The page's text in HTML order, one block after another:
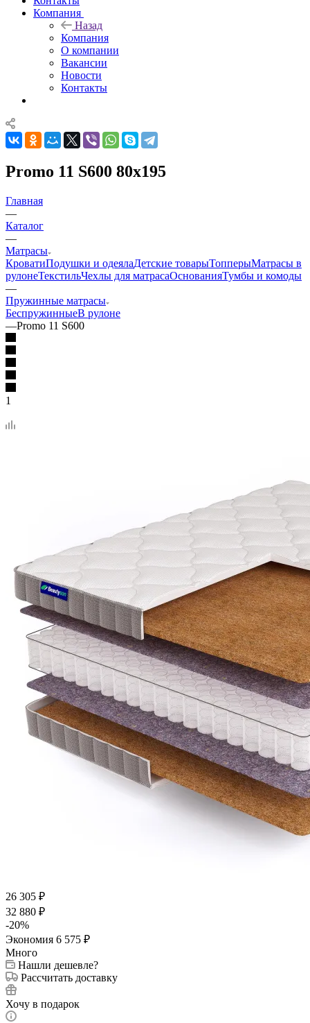
Компания
Назад
Компания
О компании
Вакансии
Новости
Контакты
Promo 11 S600 80x195
Главная
—
Каталог
—
Матрасы
КроватиПодушки и одеялаДетские товарыТопперыМатрасы в
рулонеТекстильЧехлы для матрасаОснованияТумбы и комоды
—
Пружинные матрасы
БеспружинныеВ рулоне
—Promo 11 S600
1
26 305 ₽
32 880 ₽
-20%
Экономия 6 575 ₽
Много
Нашли дешевле?
Рассчитать доставку
Хочу в подарок